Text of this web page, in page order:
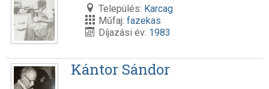
Település: Karcag
Műfaj: fazekas
Díjazási év: 1983
Kántor Sándor